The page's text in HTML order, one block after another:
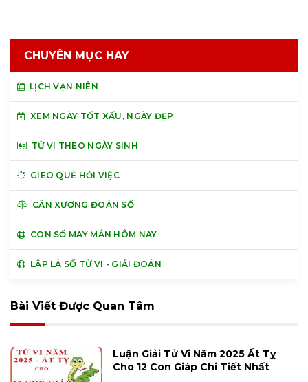
CHUYÊN MỤC HAY
LỊCH VẠN NIÊN
XEM NGÀY TỐT XẤU, NGÀY ĐẸP
TỬ VI THEO NGÀY SINH
GIEO QUẺ HỎI VIỆC
CÂN XƯƠNG ĐOÁN SỐ
CON SỐ MAY MẮN HÔM NAY
LẬP LÁ SỐ TỬ VI - GIẢI ĐOÁN
Bài Viết Được Quan Tâm
Luận Giải Tử Vi Năm 2025 Ất Tỵ
Cho 12 Con Giáp Chi Tiết Nhất